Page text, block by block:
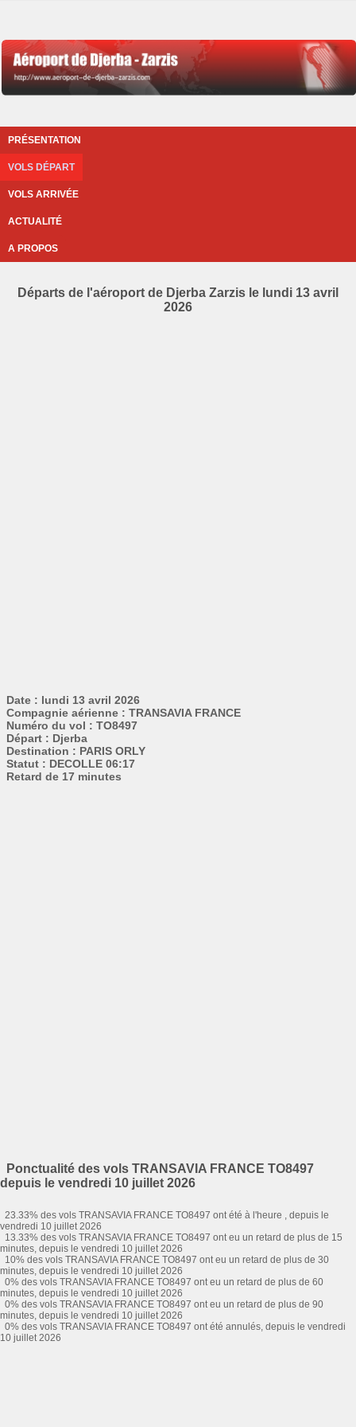
PRÉSENTATION
VOLS DÉPART
VOLS ARRIVÉE
ACTUALITÉ
A PROPOS
Départs de l'aéroport de Djerba Zarzis le lundi 13 avril
2026
Date : lundi 13 avril 2026
Compagnie aérienne : TRANSAVIA FRANCE
Numéro du vol : TO8497
Départ : Djerba
Destination : PARIS ORLY
Statut : DECOLLE 06:17
Retard de 17 minutes
Ponctualité des vols TRANSAVIA FRANCE TO8497
depuis le vendredi 10 juillet 2026
23.33% des vols TRANSAVIA FRANCE TO8497 ont été à l'heure , depuis le
vendredi 10 juillet 2026
13.33% des vols TRANSAVIA FRANCE TO8497 ont eu un retard de plus de 15
minutes, depuis le vendredi 10 juillet 2026
10% des vols TRANSAVIA FRANCE TO8497 ont eu un retard de plus de 30
minutes, depuis le vendredi 10 juillet 2026
0% des vols TRANSAVIA FRANCE TO8497 ont eu un retard de plus de 60
minutes, depuis le vendredi 10 juillet 2026
0% des vols TRANSAVIA FRANCE TO8497 ont eu un retard de plus de 90
minutes, depuis le vendredi 10 juillet 2026
0% des vols TRANSAVIA FRANCE TO8497 ont été annulés, depuis le vendredi
10 juillet 2026